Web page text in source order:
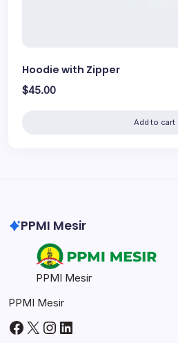
Hoodie with Zipper
$45.00
Add to cart
PPMI Mesir
PPMI Mesir
PPMI Mesir
Facebook
X Instagram
LinkedIn